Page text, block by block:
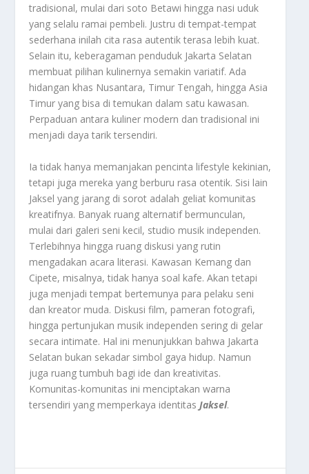
tradisional, mulai dari soto Betawi hingga nasi uduk
yang selalu ramai pembeli. Justru di tempat-tempat
sederhana inilah cita rasa autentik terasa lebih kuat.
Selain itu, keberagaman penduduk Jakarta Selatan
membuat pilihan kulinernya semakin variatif. Ada
hidangan khas Nusantara, Timur Tengah, hingga Asia
Timur yang bisa di temukan dalam satu kawasan.
Perpaduan antara kuliner modern dan tradisional ini
menjadi daya tarik tersendiri.
Ia tidak hanya memanjakan pencinta lifestyle kekinian,
tetapi juga mereka yang berburu rasa otentik. Sisi lain
Jaksel yang jarang di sorot adalah geliat komunitas
kreatifnya. Banyak ruang alternatif bermunculan,
mulai dari galeri seni kecil, studio musik independen.
Terlebihnya hingga ruang diskusi yang rutin
mengadakan acara literasi. Kawasan Kemang dan
Cipete, misalnya, tidak hanya soal kafe. Akan tetapi
juga menjadi tempat bertemunya para pelaku seni
dan kreator muda. Diskusi film, pameran fotografi,
hingga pertunjukan musik independen sering di gelar
secara intimate. Hal ini menunjukkan bahwa Jakarta
Selatan bukan sekadar simbol gaya hidup. Namun
juga ruang tumbuh bagi ide dan kreativitas.
Komunitas-komunitas ini menciptakan warna
tersendiri yang memperkaya identitas Jaksel.